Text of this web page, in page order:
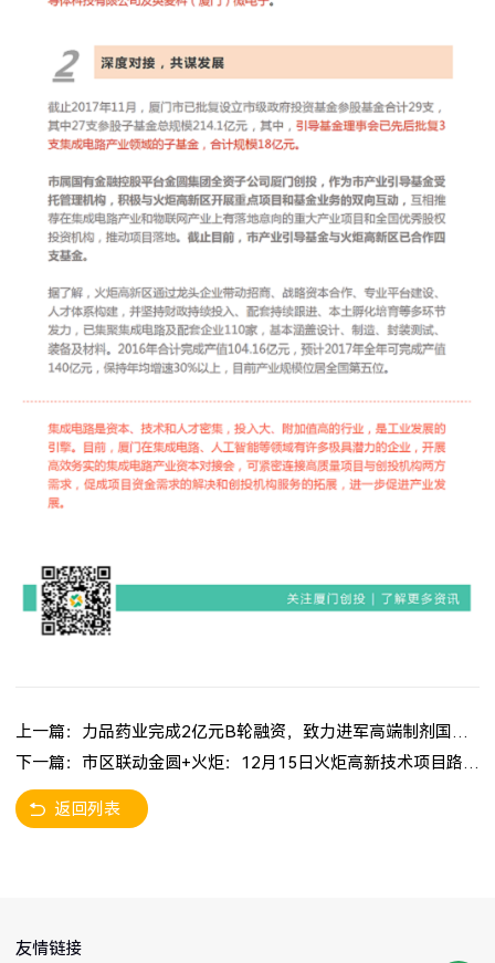
上一篇：力品药业完成2亿元B轮融资，致力进军高端制剂国际市场
返回列表
下一篇：市区联动金圆+火炬：12月15日火炬高新技术项目路演对接会精彩来袭
友情链接